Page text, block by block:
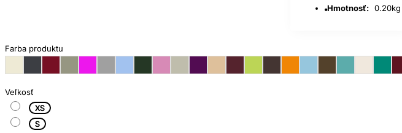
Hmotnosť: 0.20kg
Farba produktu
Veľkosť
XS
S